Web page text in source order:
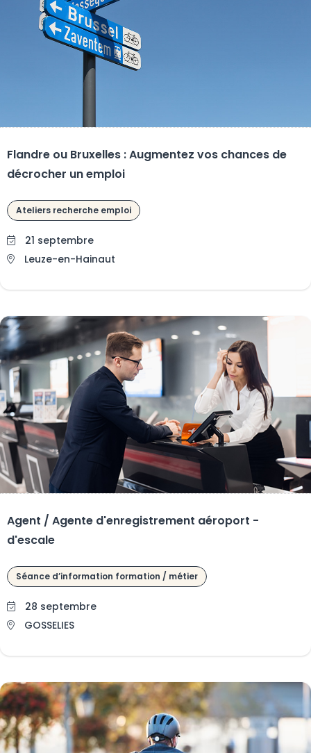
Flandre ou Bruxelles : Augmentez vos chances de
décrocher un emploi
Ateliers recherche emploi
21 septembre
Leuze-en-Hainaut
Agent / Agente d'enregistrement aéroport -
d'escale
Séance d’information formation / métier
28 septembre
GOSSELIES